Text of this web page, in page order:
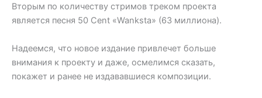
Вторым по количеству стримов треком проекта
является песня 50 Cent «Wanksta» (63 миллиона).
Надеемся, что новое издание привлечет больше
внимания к проекту и даже, осмелимся сказать,
покажет и ранее не издававшиеся композиции.